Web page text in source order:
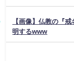
【画像】仏教の『
明するwww